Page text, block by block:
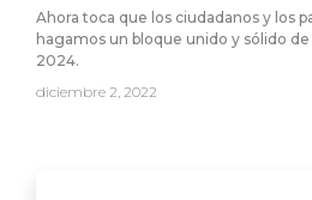
Ahora toca que los ciudadanos y los
hagamos un bloque unido y sólido de
2024.
diciembre 2, 2022